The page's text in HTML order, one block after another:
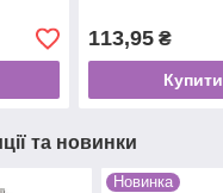
113,95₴
Купити
та новинки
Новинка